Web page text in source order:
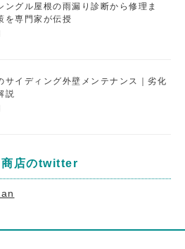
ングル屋根の雨漏り診断から修理ま
を専門家が伝授
サイディング外壁メンテナンス｜劣化
説
商店のtwitter